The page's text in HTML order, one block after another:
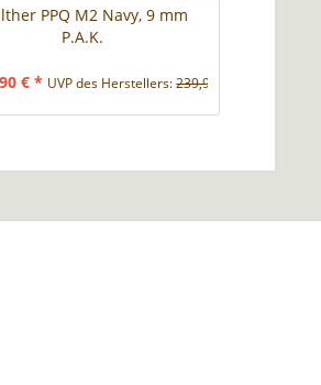
PPQ M2 Navy, 9 mm
P.A.K.
€ * UVP des Herstellers:239,90 € *